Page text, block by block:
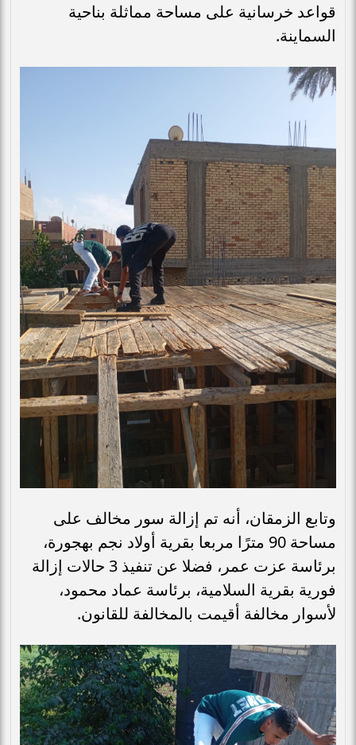
قواعد خرسانية على مساحة مماثلة بناحية
السماينة.
وتابع الزمقان، أنه تم إزالة سور مخالف على
مساحة 90 مترًا مربعا بقرية أولاد نجم بهجورة،
برئاسة عزت عمر، فضلا عن تنفيذ 3 حالات إزالة
فورية بقرية السلامية، برئاسة عماد محمود،
لأسوار مخالفة أقيمت بالمخالفة للقانون.